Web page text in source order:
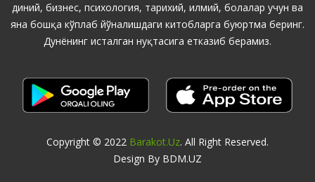
диний, бизнес, психология, тарихий, илмий, болалар учун ва
яна бошқа кўплаб йўналишдаги китобларга буюртма беринг.
Дунёнинг исталган нуқтасига етказиб берамиз.
Copyright © 2022 Barakot.uz. All Right Reserved.
Design By BDM.UZ